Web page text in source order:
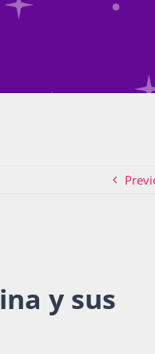
y sus